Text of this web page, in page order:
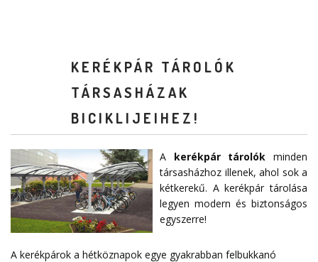
KERÉKPÁR TÁROLÓK
TÁRSASHÁZAK
BICIKLIJEIHEZ!
A kerékpár tárolók minden
társasházhoz illenek, ahol sok a
kétkerekű. A kerékpár tárolása
legyen modern és biztonságos
egyszerre!
A kerékpárok a hétköznapok egye gyakrabban felbukkanó